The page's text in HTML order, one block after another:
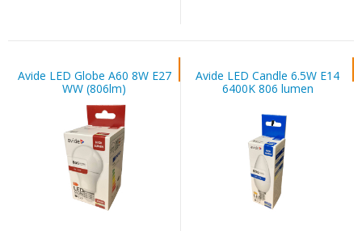
Avide LED Globe A60 8W E27
WW (806lm)
Avide LED Candle 6.5W E14
6400K 806 lumen